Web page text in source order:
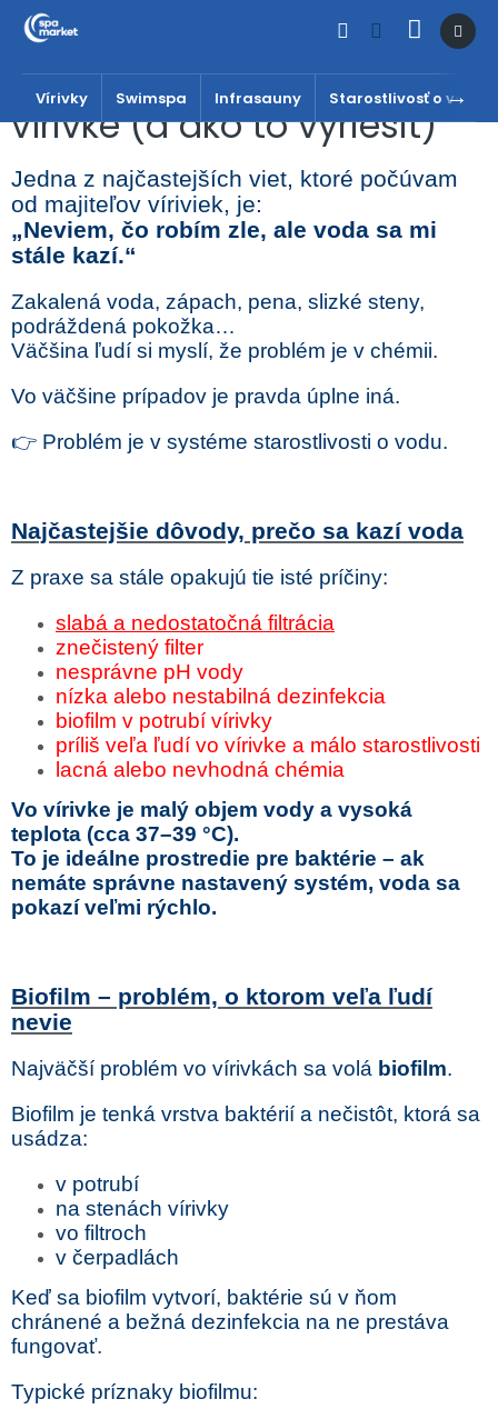
Prejsť
Vírivky Swimspa Infrasauny Starostlivosť o vodu
Prečo sa kazí voda vo
vírivke (a ako to vyriešiť)
Jedna z najčastejších viet, ktoré počúvam
od majiteľov víriviek, je:
„Neviem, čo robím zle, ale voda sa mi
stále kazí.“
Zakalená voda, zápach, pena, slizké steny,
podráždená pokožka…
Väčšina ľudí si myslí, že problém je v chémii.
Vo väčšine prípadov je pravda úplne iná.
👉 Problém je v systéme starostlivosti o vodu.
Najčastejšie dôvody, prečo sa kazí voda
Z praxe sa stále opakujú tie isté príčiny:
slabá a nedostatočná filtrácia
znečistený filter
nesprávne pH vody
nízka alebo nestabilná dezinfekcia
biofilm v potrubí vírivky
príliš veľa ľudí vo vírivke a málo starostlivosti
lacná alebo nevhodná chémia
Vo vírivke je malý objem vody a vysoká
teplota (cca 37–39 °C).
To je ideálne prostredie pre baktérie – ak
nemáte správne nastavený systém, voda sa
pokazí veľmi rýchlo.
Biofilm – problém, o ktorom veľa ľudí
nevie
Najväčší problém vo vírivkách sa volá biofilm.
Biofilm je tenká vrstva baktérií a nečistôt, ktorá sa
usádza:
v potrubí
na stenách vírivky
vo filtroch
v čerpadlách
Keď sa biofilm vytvorí, baktérie sú v ňom
chránené a bežná dezinfekcia na ne prestáva
fungovať.
Typické príznaky biofilmu: